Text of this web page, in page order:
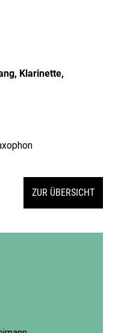
Klarinette,
ZUR ÜBERSICHT